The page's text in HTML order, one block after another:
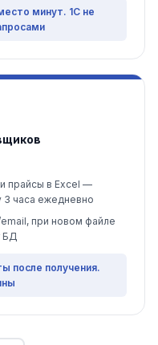
минут. 1С не
прайсы в Excel —
часа ежедневно
при новом файле
БД
после получения.